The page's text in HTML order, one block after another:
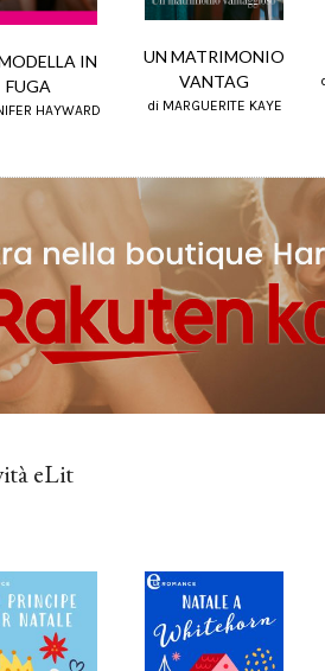
IN
FUGA
HAYWARD
UN MATRIMONIO
VANTAG
di MARGUERITE KAYE
eLit